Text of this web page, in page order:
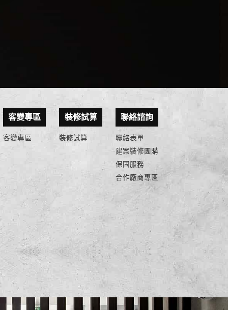
客變專區
客變專區
裝修試算
裝修試算
聯絡諮詢
聯絡表單
建案裝修團購
保固服務
合作廠商專區